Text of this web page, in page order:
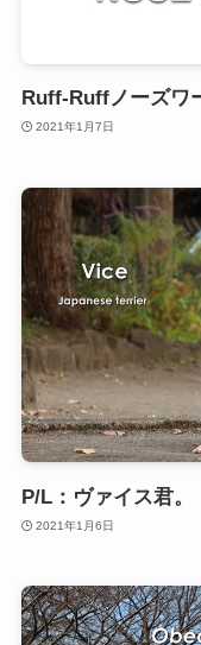
Ruff-Ruffノーズワ
2021年1月7日
P/L：ヴァイス君。
2021年1月6日